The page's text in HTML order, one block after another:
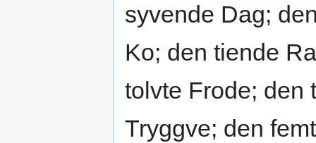
syvende Dag;
Ko; den tiende
tolvte Frode; den
Tryggve; den